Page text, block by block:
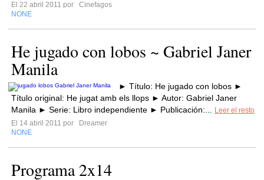
El 22 abril 2011 por
Cinefagos
NONE
He jugado con lobos ~ Gabriel Janer
Manila
► Título: He jugado con lobos ►
Título original: He jugat amb els llops ► Autor: Gabriel Janer
Manila ► Serie: Libro independiente ► Publicación:...
Leer el resto
El 14 abril 2011 por
Dreamer
NONE
Programa 2x14